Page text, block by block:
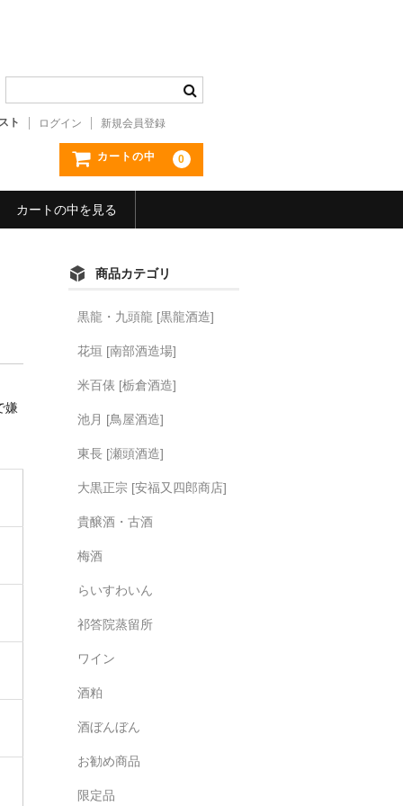
ト ログイン 新規会員登録
カートの中 0
カートの中を見る
嫌
商品カテゴリ
黒龍・九頭龍 [黒龍酒造]
花垣 [南部酒造場]
米百俵 [栃倉酒造]
池月 [鳥屋酒造]
東長 [瀬頭酒造]
大黒正宗 [安福又四郎商店]
貴醸酒・古酒
梅酒
らいすわいん
祁答院蒸留所
ワイン
酒粕
酒ぼんぼん
お勧め商品
限定品